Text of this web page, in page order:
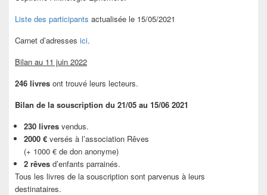
Liste des participants actualisée le 15/05/2021
Carnet d’adresses ici.
Bilan au 11 juin 2022
246 livres ont trouvé leurs lecteurs.
Bilan de la souscription du 21/05 au 15/06 2021
230 livres vendus.
2000 € versés à l’association Rêves
(+ 1000 € de don anonyme)
2 rêves d’enfants parrainés.
Tous les livres de la souscription sont parvenus à leurs
destinataires.